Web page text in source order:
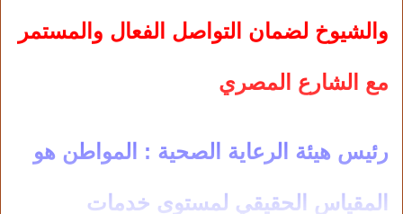
والشيوخ لضمان التواصل الفعال والمستمر
مع الشارع المصري
رئيس هيئة الرعاية الصحية : المواطن هو
المقياس الحقيقي لمستوى خدمات